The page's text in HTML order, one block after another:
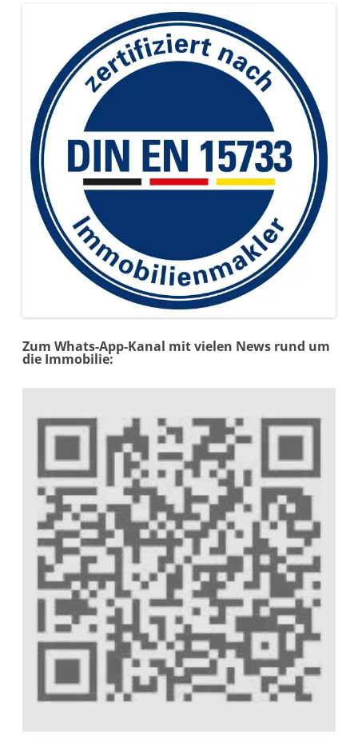
Zum Whats-App-Kanal mit vielen News rund um
die Immobilie: